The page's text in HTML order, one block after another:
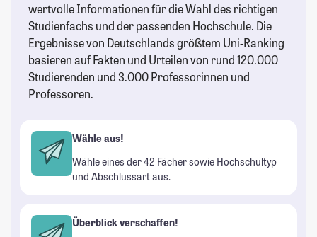
wertvolle Informationen für die Wahl des richtigen
Studienfachs und der passenden Hochschule. Die
Ergebnisse von Deutschlands größtem Uni-Ranking
basieren auf Fakten und Urteilen von rund 120.000
Studierenden und 3.000 Professorinnen und
Professoren.
Wähle aus!
Wähle eines der 42 Fächer sowie Hochschultyp
und Abschlussart aus.
Überblick verschaffen!